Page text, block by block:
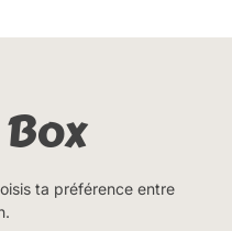
ta préférence entre